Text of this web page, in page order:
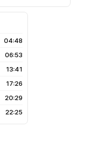
04:48
06:53
13:41
17:26
20:29
22:25